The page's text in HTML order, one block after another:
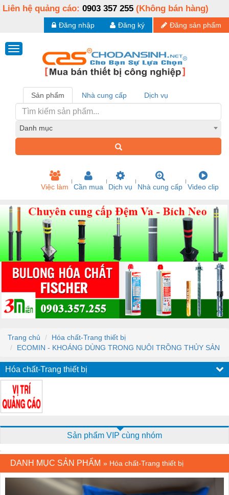
Liên hệ quảng cáo: 0903 357 255 (Không bán hàng)
Đăng sản phẩm
Đăng ký
Đăng nhập
Sản phẩm Nhà cung cấp Dịch vụ
Danh mục
Việc làm Cần mua Dịch vụ Nhà cung cấp Video clip
Trang chủ
Hóa chất-Trang thiết bị
ECOMIN - KHOÁNG DÙNG TRONG NUÔI TRỒNG THỦY SẢN
Hóa chất-Trang thiết bị
Sản phẩm VIP cùng nhóm
DANH MỤC SẢN PHẨM » Hóa chất-Trang thiết bị